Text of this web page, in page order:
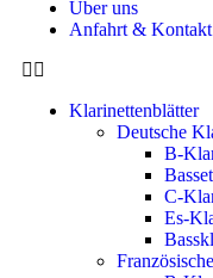
Über uns
Anfahrt & Kontakt
Klarinettenblätter
Deutsche
B-
C-
Es-